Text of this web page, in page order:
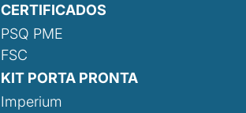
CERTIFICADOS
PSQ PME
FSC
KIT PORTA PRONTA
Imperium